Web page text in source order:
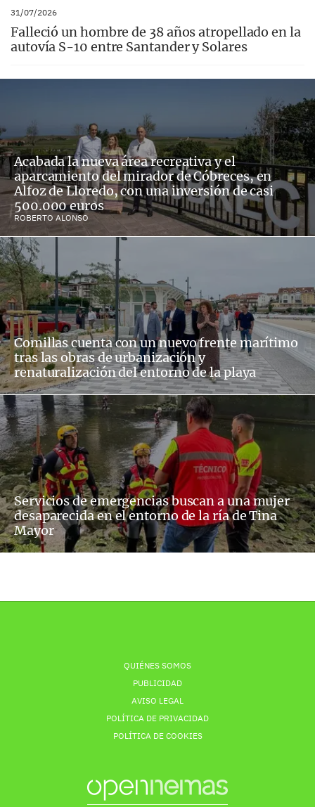
31/07/2026
Falleció un hombre de 38 años atropellado en la
autovía S-10 entre Santander y Solares
Acabada la nueva área recreativa y el
aparcamiento del mirador de Cóbreces, en
Alfoz de Lloredo, con una inversión de casi
500.000 euros
ROBERTO ALONSO
Comillas cuenta con un nuevo frente marítimo
tras las obras de urbanización y
renaturalización del entorno de la playa
Servicios de emergencias buscan a una mujer
desaparecida en el entorno de la ría de Tina
Mayor
QUIÉNES SOMOS
PUBLICIDAD
AVISO LEGAL
POLÍTICA DE PRIVACIDAD
POLÍTICA DE COOKIES